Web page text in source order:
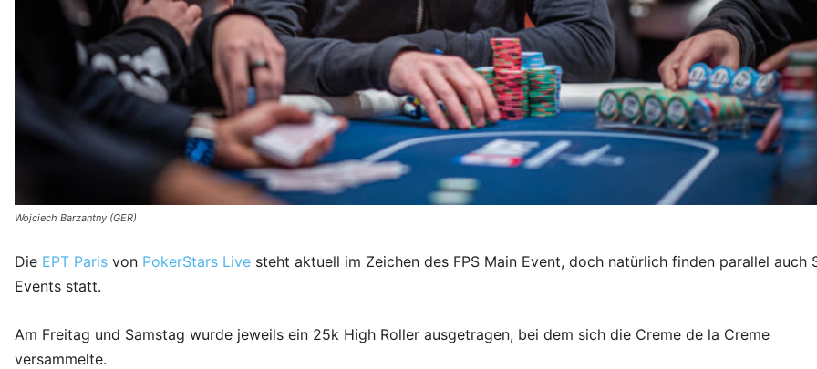
Wojciech Barzantny (GER)
Die EPT Paris von PokerStars Live steht aktuell im Zeichen des FPS Main Event, doch natürlich finden parallel auch
Events statt.
Am Freitag und Samstag wurde jeweils ein 25k High Roller ausgetragen, bei dem sich die Creme de la Creme
versammelte.